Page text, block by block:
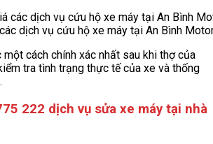
dịch vụ cứu hộ xe máy tại An Bình
cách chính xác nhất sau khi thợ của
tra tình trạng thực tế của xe và thống
222 dịch vụ sửa xe máy tại nhà